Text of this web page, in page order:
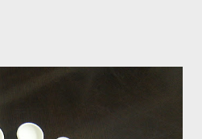
環境下生長與光線曝曬環境，都可